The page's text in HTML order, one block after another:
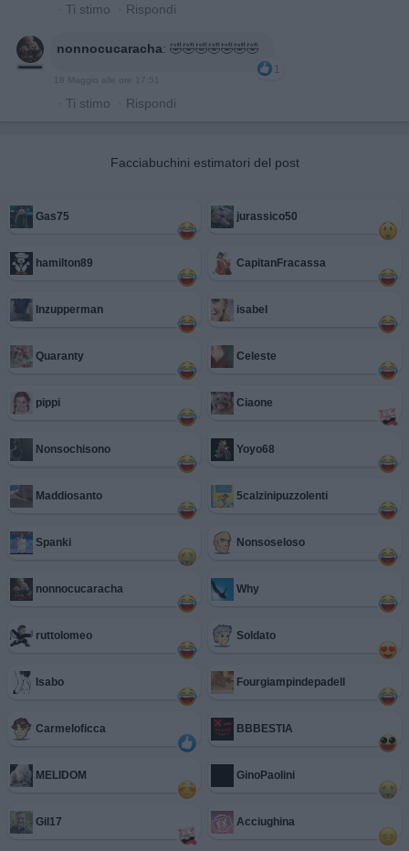
· Ti stimo · Rispondi
nonnocucaracha: 🤣🤣🤣🤣🤣🤣🤣
1
18 Maggio alle ore 17:51
· Ti stimo · Rispondi
Facciabuchini estimatori del post
Gas75 jurassico50
hamilton89 CapitanFracassa
Inzupperman isabel
Quaranty Celeste
pippi Ciaone
Nonsochisono Yoyo68
Maddiosanto 5calzinipuzzolenti
Spanki Nonsoseloso
nonnocucaracha Why
ruttolomeo Soldato
Isabo Fourgiampindepadell
Carmeloficca BBBESTIA
MELIDOM GinoPaolini
Gil17 Acciughina